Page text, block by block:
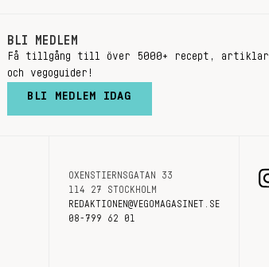
BLI MEDLEM
Få tillgång till över 5000+ recept, artiklar
och vegoguider!
BLI MEDLEM IDAG
OXENSTIERNSGATAN 33
114 27 STOCKHOLM
REDAKTIONEN@VEGOMAGASINET.SE
08-799 62 01